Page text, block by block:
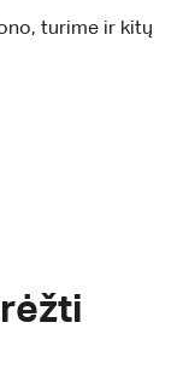
turime ir kitų